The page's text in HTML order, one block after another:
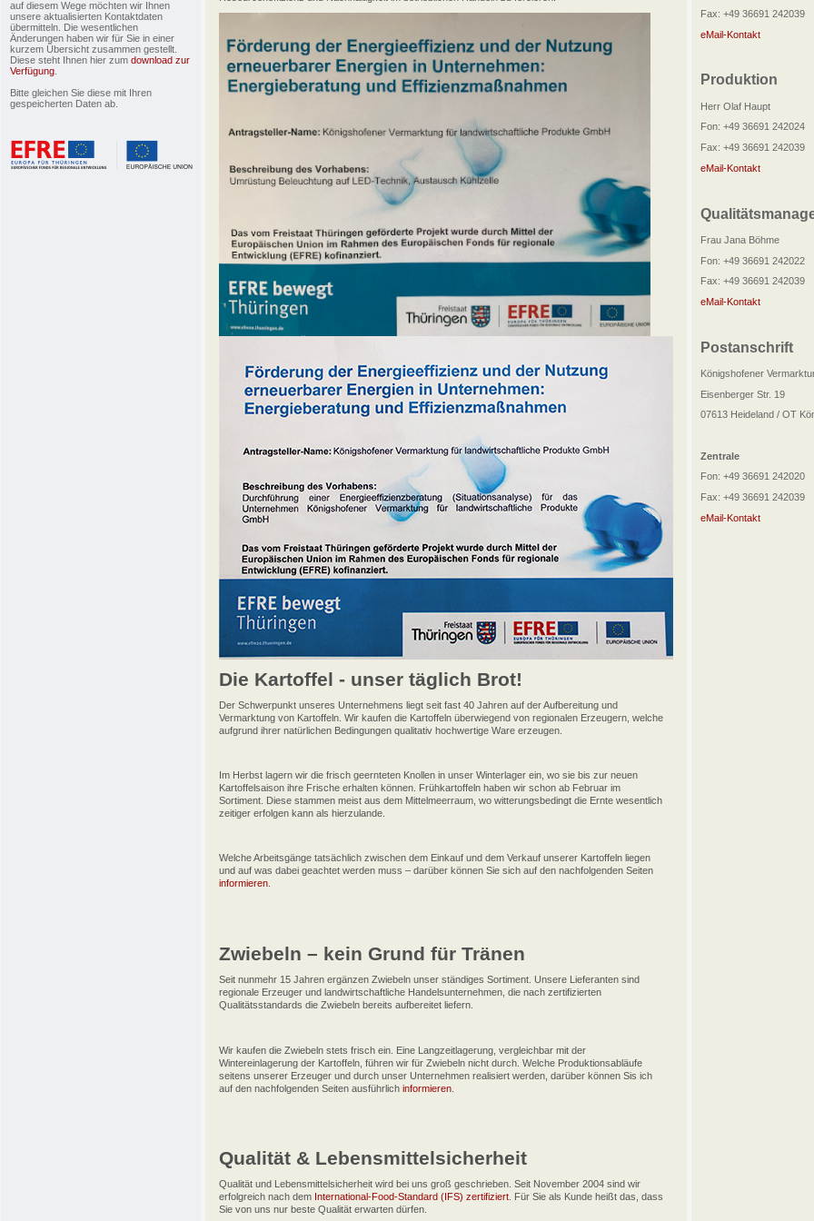
auf diesem Wege möchten wir Ihnen
unsere aktualisierten Kontaktdaten
übermitteln. Die wesentlichen
Änderungen haben wir für Sie in einer
kurzem Übersicht zusammen gestellt.
Diese steht Ihnen hier zum download zur
Verfügung
Bitte gleichen Sie diese mit Ihren
gespeicherten Daten ab.
Die Kartoffel - unser täglich Brot!
Der Schwerpunkt unseres Unternehmens liegt seit fast 40 Jahren auf der Aufbereitung und
Vermarktung von Kartoffeln. Wir kaufen die Kartoffeln überwiegend von regionalen Erzeugern, welche
aufgrund ihrer natürlichen Bedingungen qualitativ hochwertige Ware erzeugen.
Im Herbst lagern wir die frisch geernteten Knollen in unser Winterlager ein, wo sie bis zur neuen
Kartoffelsaison ihre Frische erhalten können. Frühkartoffeln haben wir schon ab Februar im
Sortiment. Diese stammen meist aus dem Mittelmeerraum, wo witterungsbedingt die Ernte wesentlich
zeitiger erfolgen kann als hierzulande.
Welche Arbeitsgänge tatsächlich zwischen dem Einkauf und dem Verkauf unserer Kartoffeln liegen
und auf was dabei geachtet werden muss – darüber können Sie sich auf den nachfolgenden Seiten
informieren.
Zwiebeln – kein Grund für Tränen
Seit nunmehr 15 Jahren ergänzen Zwiebeln unser ständiges Sortiment. Unsere Lieferanten sind
regionale Erzeuger und landwirtschaftliche Handelsunternehmen, die nach zertifizierten
Qualitätsstandards die Zwiebeln bereits aufbereitet liefern.
Wir kaufen die Zwiebeln stets frisch ein. Eine Langzeitlagerung, vergleichbar mit der
Wintereinlagerung der Kartoffeln, führen wir für Zwiebeln nicht durch. Welche Produktionsabläufe
seitens unserer Erzeuger und durch unser Unternehmen realisiert werden, darüber können Sis ich
auf den nachfolgenden Seiten ausführlich informieren
Qualität & Lebensmittelsicherheit
Qualität und Lebensmittelsicherheit wird bei uns groß geschrieben. Seit November 2004 sind wir
erfolgreich nach dem International-Food-Standard (IFS) zertifiziert. Für Sie als Kunde heißt das, dass
Sie von uns nur beste Qualität erwarten dürfen.
Fax: +49 36691 242039
eMail-Kontakt
Produktion
Herr Olaf Haupt
Fon: +49 36691 242024
Fax: +49 36691 242039
eMail-Kontakt
Frau Jana Böhme
Fon: +49 36691 242022
Fax: +49 36691 242039
eMail-Kontakt
Postanschrift
Königshofener
Eisenberger Str. 19
07613 Heideland / OT
Zentrale
Fon: +49 36691 242020
Fax: +49 36691 242039
eMail-Kontakt